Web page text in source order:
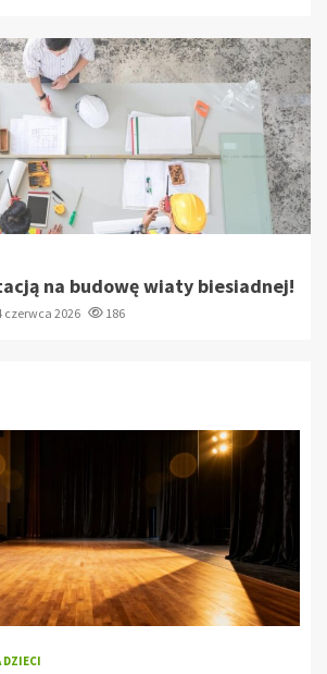
na budowę wiaty biesiadnej!
czerwca 2026 186
DZIECI